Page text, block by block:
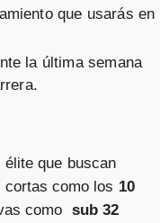
que usarás en
la última semana
que buscan
como los 10
comosub 32